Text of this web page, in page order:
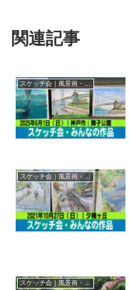
関連記事
スケッチ会｜風景画・作品｜スナップ写真